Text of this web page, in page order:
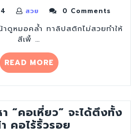
สวย 0 Comments
าดูหมอคล้ำ ทาลิปสติกไม่สวยทำให้
สีเพี้ …
READ MORE“ริม
ฝีปาก
ดำ
“คอเหี่ยว” จะได้ตึงทั้ง
คอไร้ริ้วรอย